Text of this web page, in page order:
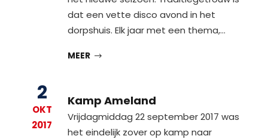
dat een vette disco avond in het
dorpshuis. Elk jaar met een thema,…
MEER
2
OKT
2017
Kamp Ameland
Vrijdagmiddag 22 september 2017 was
het eindelijk zover op kamp naar